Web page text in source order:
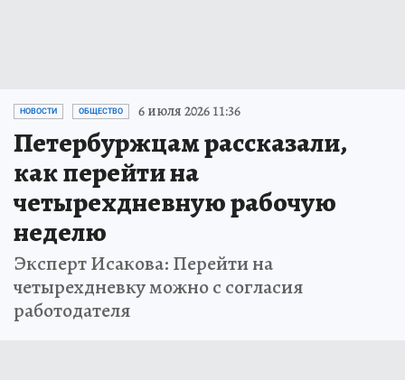
НОВОСТИ ОБЩЕСТВО 6 июля 2026 11:36
Петербуржцам рассказали,
как перейти на
четырехдневную рабочую
неделю
Эксперт Исакова: Перейти на
четырехдневку можно с согласия
работодателя